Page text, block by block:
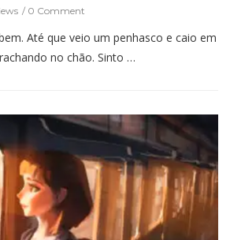
0 Comment
Até que veio um penhasco e caio em
no chão. Sinto …